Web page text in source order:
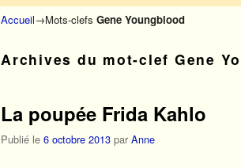
Accueil→Mots-clefs Gene Youngblood
Archives du mot-clef Gene
La poupée Frida Kahlo
Publié le 6 octobre 2013 par Anne